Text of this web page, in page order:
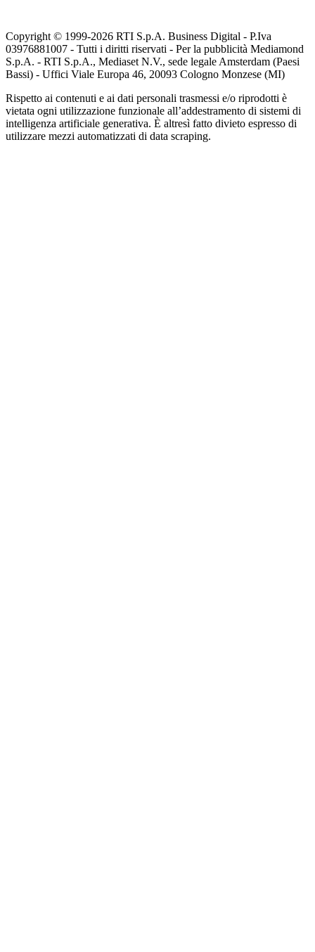
Copyright © 1999-2026 RTI S.p.A. Business Digital - P.Iva
03976881007 - Tutti i diritti riservati - Per la pubblicità Mediamond
S.p.A. - RTI S.p.A., Mediaset N.V., sede legale Amsterdam (Paesi
Bassi) - Uffici Viale Europa 46, 20093 Cologno Monzese (MI)
Rispetto ai contenuti e ai dati personali trasmessi e/o riprodotti è
vietata ogni utilizzazione funzionale all’addestramento di sistemi di
intelligenza artificiale generativa. È altresì fatto divieto espresso di
utilizzare mezzi automatizzati di data scraping.